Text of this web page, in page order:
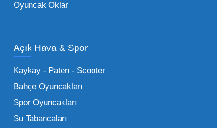
Oyuncak Araçlar:
stok imkanımızla sunulmaktadır.
Küçük Oyuncaklar:
sağlayan toptan küçük oyuncaklar, bakkallar,
Bu kategorideki küçük oyuncaklar toptan
alımlarda çok düşük maliyetlerle yüksek
Oyuncak Oklar
Açık Hava & Spor
Kaykay - Paten - Scooter
Bahçe Oyuncakları
Spor Oyuncakları
Su Tabancaları